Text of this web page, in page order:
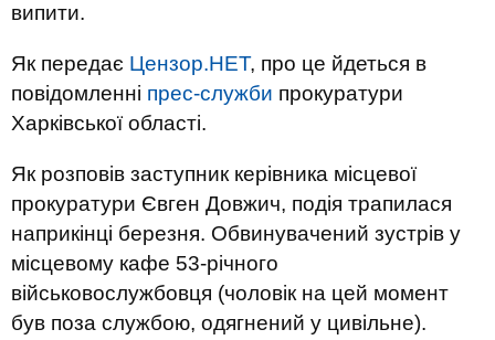
випити.
Як передає Цензор.НЕТ, про це йдеться в
повідомленні прес-служби прокуратури
Харківської області.
Як розповів заступник керівника місцевої
прокуратури Євген Довжич, подія трапилася
наприкінці березня. Обвинувачений зустрів у
місцевому кафе 53-річного
військовослужбовця (чоловік на цей момент
був поза службою, одягнений у цивільне).